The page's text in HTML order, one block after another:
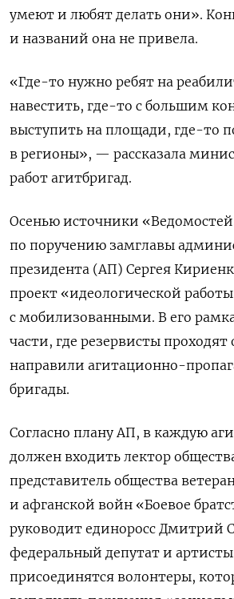
умеют и любят делать они».
и названий она не привела.
«Где-то нужно ребят на
навестить, где-то с большим
выступить на площади, где-то
в регионы», — рассказала
работ агитбригад.
Осенью источники
по поручению замглавы
президента (АП) Сергея
проект «идеологической
с мобилизованными. В его
части, где резервисты проходят
направили агитационно-
бригады.
Согласно плану АП, в каждую
должен входить лектор
представитель общества
и афганской войн «Боевое
руководит единоросс Дмитрий
федеральный депутат и
присоединятся волонтеры,